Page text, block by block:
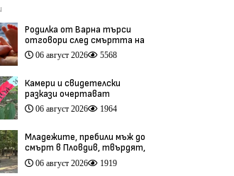
Родилка от Варна търси
отговори след смъртта на
бебето ѝ дни преди секцио
(видео)
06 август 2026 5568
Камери и свидетелски
разкази очертават
хронологията на фаталния
побой край Младежкия хълм
06 август 2026 1964
Младежите, пребили мъж до
смърт в Пловдив, твърдят,
че са „ловци на педофили”
(видео)
06 август 2026 1919